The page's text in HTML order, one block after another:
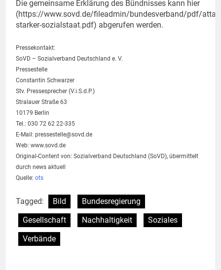
Die gemeinsame Erklärung des Bündnisses kann hier
(https://www.sovd.de/fileadmin/bundesverband/pdf/
starker-sozialstaat.pdf) abgerufen werden.
Pressekontakt:
SoVD – Sozialverband Deutschland e. V.
Pressestelle
Constantin Schwarzer
Stv. Pressesprecher (V.i.S.d.P.)
Stralauer Straße 63
10179 Berlin
Tel.: 030 72 62 22-335
E-Mail: pressestelle@sovd.de
Web: www.sovd.de
Original-Content von: Sozialverband Deutschland (SoVD), übermittelt
durch news aktuell
Quelle: ots
Tagged: Bild
Bundesregierung
Gesellschaft
Nachhaltigkeit
Soziales
Verbände